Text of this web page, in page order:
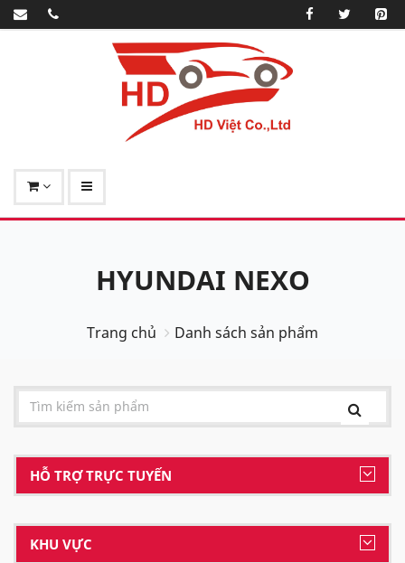
HYUNDAI NEXO
Trang chủ Danh sách sản phẩm
HỖ TRỢ TRỰC TUYẾN
KHU VỰC